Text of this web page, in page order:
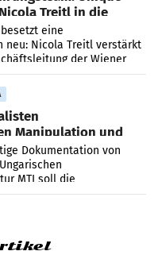
Treitl in die
eine
neu: Nicola Treitl verstärkt
der Wiener
Seite von Josef Kalina und
Manipulation und
Dokumentation von
MTI soll die
Manipulation und